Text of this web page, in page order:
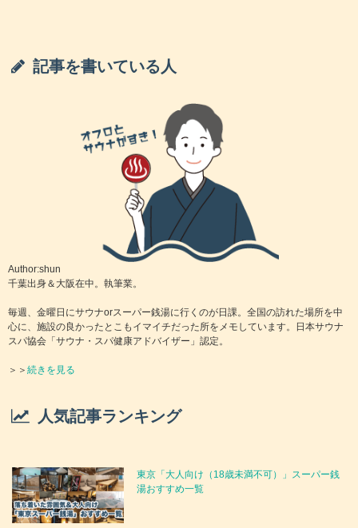
毎日行きたくなる！茨城県で人気スーパー銭
いつでも行ける！茨城にある24時間営業のス
ーパー銭湯ランキングTOP5
茨城スーパー銭湯「御老公の湯 境店」口コミ
＆情報まとめ
茨城スーパー銭湯「岩盤温浴リゾートココプ
ララ」口コミ＆情報まとめ
茨城スーパー銭湯「やまの湯」口コミ＆情報
まとめ
林の温泉」口コミ＆情報まとめ
記事を書いている人
Author:shun
千葉出身＆大阪在中。執筆業。
毎週、金曜日にサウナorスーパー銭湯に行くのが日課。全国の訪れた場所を中
心に、施設の良かったとこもイマイチだった所をメモしています。日本サウナ
スパ協会「サウナ・スパ健康アドバイザー」認定。
＞＞続きを見る
人気記事ランキング
東京「大人向け（18歳未満不可）」スーパー銭
湯おすすめ一覧